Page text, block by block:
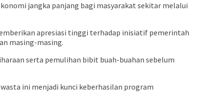
jangka panjang bagi masyarakat sekitar melalui
apresiasi tinggi terhadap inisiatif pemerintah
masing-masing.
serta pemulihan bibit buah-buahan sebelum
ini menjadi kunci keberhasilan program